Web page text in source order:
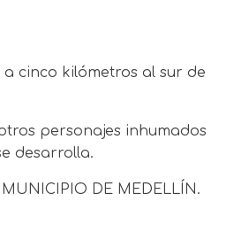
cinco kilómetros al sur de
personajes inhumados
desarrolla.
DE MEDELLÍN.